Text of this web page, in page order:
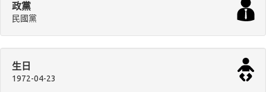
政黨
民國黨
生日
1972-04-23